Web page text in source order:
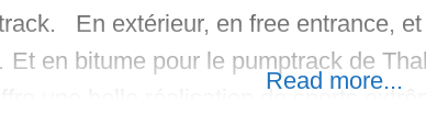
En extérieur, en free entrance,
en bitume pour le pumptrack de
une belle réalisation de sports
Read more...